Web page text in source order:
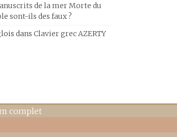
de la mer Morte du
sont-ils des faux ?
dans Clavier grec AZERTY
complet